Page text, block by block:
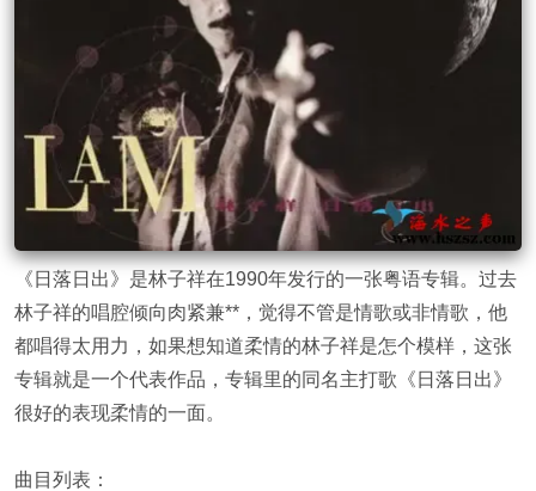
《日落日出》是林子祥在1990年发行的一张粤语专辑。过去
林子祥的唱腔倾向肉紧兼**，觉得不管是情歌或非情歌，他
都唱得太用力，如果想知道柔情的林子祥是怎个模样，这张
专辑就是一个代表作品，专辑里的同名主打歌《日落日出》
很好的表现柔情的一面。
曲目列表：